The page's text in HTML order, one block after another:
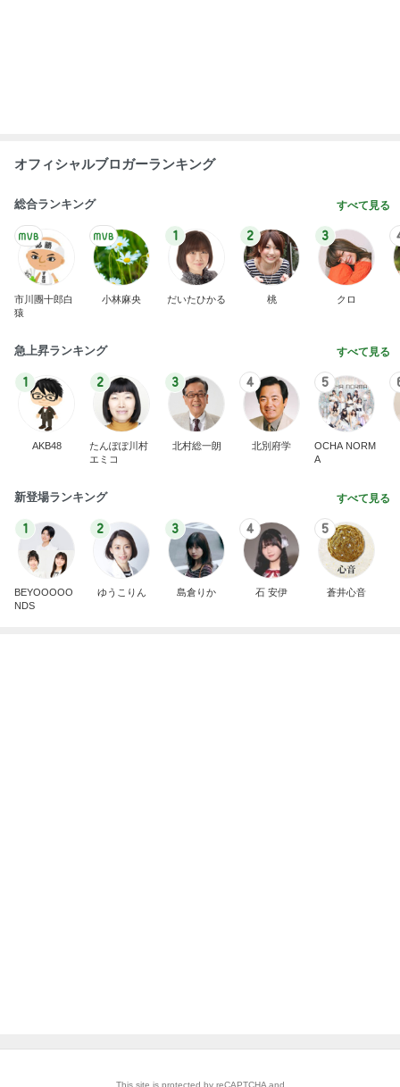
オフィシャルブロガーランキング
総合ランキング すべて見る
市川團十郎白
猿
小林麻央
1
だいたひかる
2
桃
3
クロ
急上昇ランキング すべて見る
1
AKB48
2
たんぽぽ川村
エミコ
3
北村総一朗
4
北別府学
5
OCHA NORM
A
新登場ランキング すべて見る
1
BEYOOOOO
NDS
2
ゆうこりん
3
島倉りか
4
石 安伊
5
蒼井心音
This site is protected by reCAPTCHA and